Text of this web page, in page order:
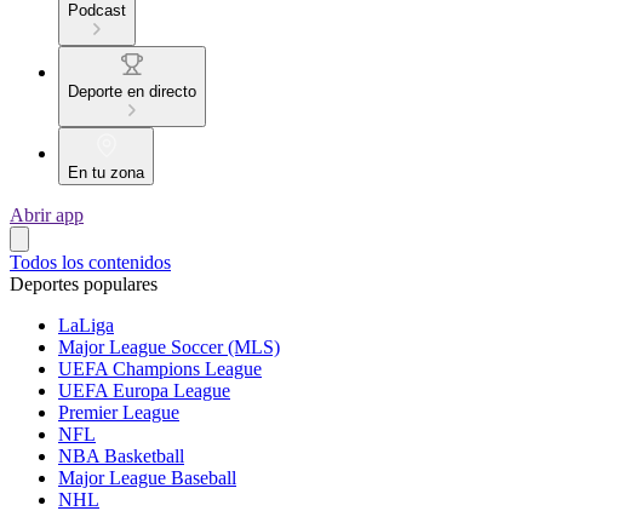
Podcast
Deporte en directo
En tu zona
Abrir app
Todos los contenidos
Deportes populares
LaLiga
Major League Soccer (MLS)
UEFA Champions League
UEFA Europa League
Premier League
NFL
NBA Basketball
Major League Baseball
NHL